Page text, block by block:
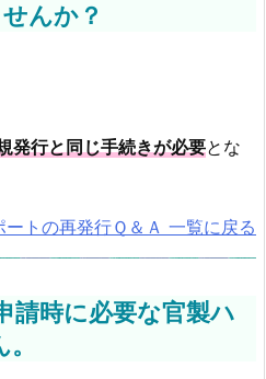
んか？
発行と同じ手続きが必要とな
ートの再発行Ｑ＆Ａ 一覧に戻る
請時に必要な官製ハ